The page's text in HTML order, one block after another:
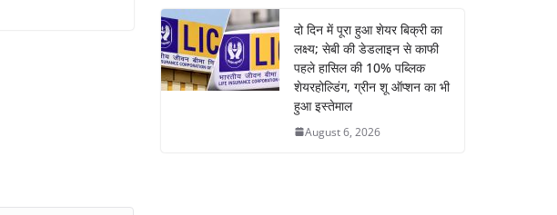
दो दिन में पूरा हुआ शेयर बिक्री का
लक्ष्य; सेबी की डेडलाइन से काफी
पहले हासिल की 10% पब्लिक
शेयरहोल्डिंग, ग्रीन शू ऑप्शन का भी
हुआ इस्तेमाल
August 6, 2026